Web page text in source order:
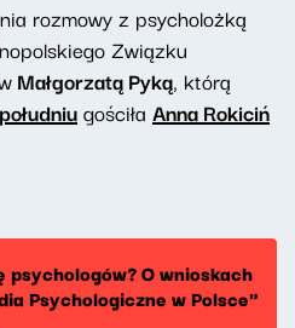
rozmowy z psycholożką
Związku
Małgorzatą Pyką, którą
gościła Anna Rokiciń
psychologów? O wnioskach
Psychologiczne w Polsce"